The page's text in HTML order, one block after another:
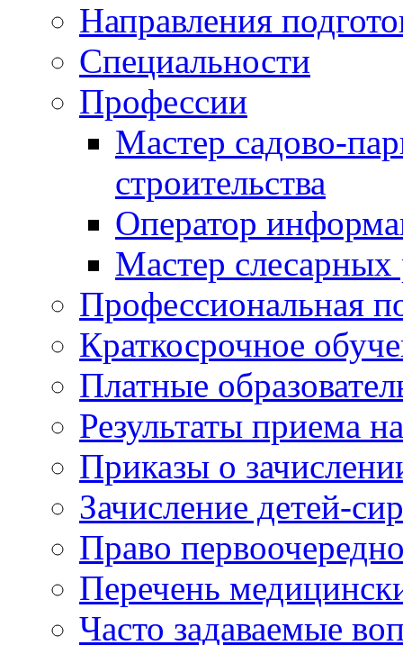
Направления
Специальности
Профессии
Мастер садово-
строительства
Оператор
Мастер слесарных
Профессиональная
Краткосрочное
Платные
Результаты приема
Приказы о
Зачисление детей-
Право
Перечень
Часто задаваемые